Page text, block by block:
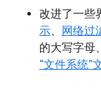
改进了一些
示、 网络过
的大写字母、
“文件系统”